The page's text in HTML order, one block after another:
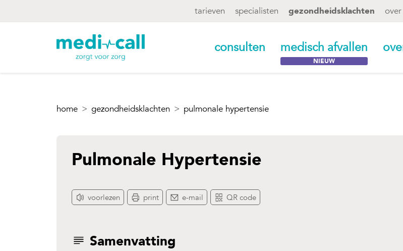
tarieven specialisten gezondheidsklachten
consulten medisch afvallen
home gezondheidsklachten pulmonale hypertensie
Pulmonale Hypertensie
voorlezen print e-mail QR code
Samenvatting